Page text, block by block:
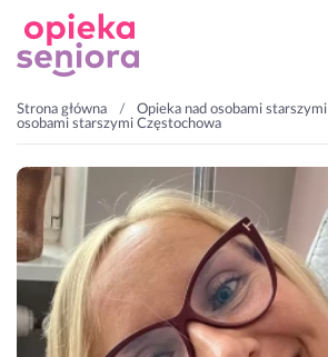
Strona główna Opieka nad osobami starszymi
osobami starszymi Częstochowa